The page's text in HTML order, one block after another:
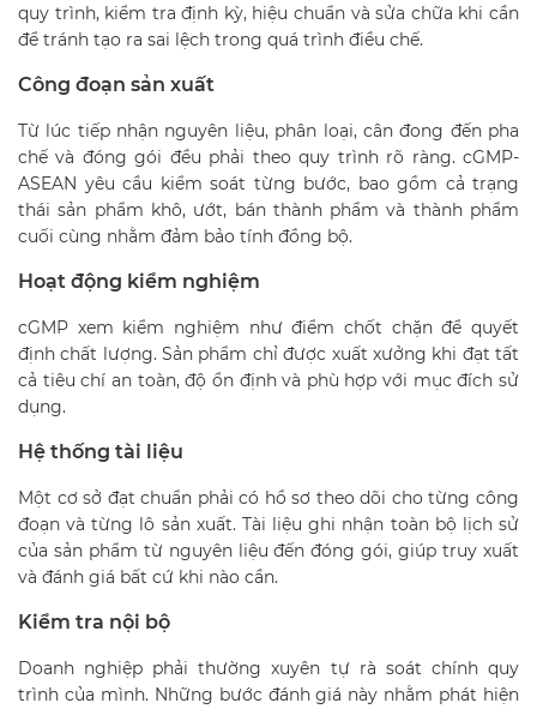
quy trình, kiểm tra định kỳ, hiệu chuẩn và sửa chữa khi cần
để tránh tạo ra sai lệch trong quá trình điều chế.
Công đoạn sản xuất
Từ lúc tiếp nhận nguyên liệu, phân loại, cân đong đến pha
chế và đóng gói đều phải theo quy trình rõ ràng. cGMP-
ASEAN yêu cầu kiểm soát từng bước, bao gồm cả trạng
thái sản phẩm khô, ướt, bán thành phẩm và thành phẩm
cuối cùng nhằm đảm bảo tính đồng bộ.
Hoạt động kiểm nghiệm
cGMP xem kiểm nghiệm như điểm chốt chặn để quyết
định chất lượng. Sản phẩm chỉ được xuất xưởng khi đạt tất
cả tiêu chí an toàn, độ ổn định và phù hợp với mục đích sử
dụng.
Hệ thống tài liệu
Một cơ sở đạt chuẩn phải có hồ sơ theo dõi cho từng công
đoạn và từng lô sản xuất. Tài liệu ghi nhận toàn bộ lịch sử
của sản phẩm từ nguyên liệu đến đóng gói, giúp truy xuất
và đánh giá bất cứ khi nào cần.
Kiểm tra nội bộ
Doanh nghiệp phải thường xuyên tự rà soát chính quy
trình của mình. Những bước đánh giá này nhằm phát hiện